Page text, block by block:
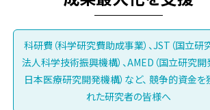
科研費（科学研究費助成事業）、JST（国立研
法人科学技術振興機構）、AMED（国立研究開
日本医療研究開発機構）など、 競争的資金を
れた研究者の皆様へ